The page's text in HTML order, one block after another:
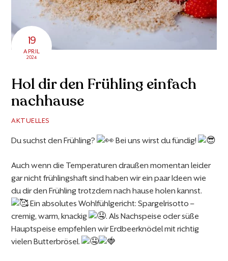
19
APRIL
2024
Hol dir den Frühling einfach
nachhause
AKTUELLES
Du suchst den Frühling? Bei uns wirst du fündig!
Auch wenn die Temperaturen draußen momentan leider
gar nicht frühlingshaft sind haben wir ein paar Ideen wie
du dir den Frühling trotzdem nach hause holen kannst.
Ein absolutes Wohlfühlgericht: Spargelrisotto –
cremig, warm, knackig
. Als Nachspeise oder süße
Hauptspeise empfehlen wir Erdbeerknödel mit richtig
vielen Butterbrösel.